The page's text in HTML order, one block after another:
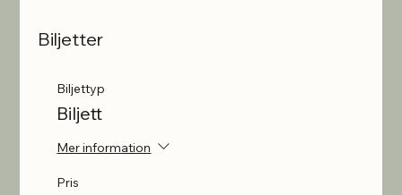
Biljetter
Biljettyp
Biljett
Mer information
Pris